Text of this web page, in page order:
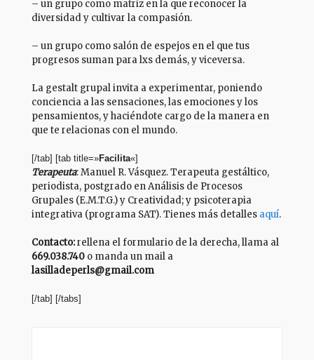
– un grupo como matriz en la que reconocer la
diversidad y cultivar la compasión.
– un grupo como salón de espejos en el que tus
progresos suman para lxs demás, y viceversa.
La gestalt grupal invita a experimentar, poniendo
conciencia a las sensaciones, las emociones y los
pensamientos, y haciéndote cargo de la manera en
que te relacionas con el mundo.
[/tab] [tab title=»Facilita«]
Terapeuta: Manuel R. Vásquez. Terapeuta gestáltico,
periodista, postgrado en Análisis de Procesos
Grupales (E.M.T.G.) y Creatividad; y psicoterapia
integrativa (programa SAT). Tienes más detalles aquí.
Contacto:rellena el formulario de la derecha, llama al
669.038.740 o manda un mail a
lasilladeperls@gmail.com
[/tab] [/tabs]